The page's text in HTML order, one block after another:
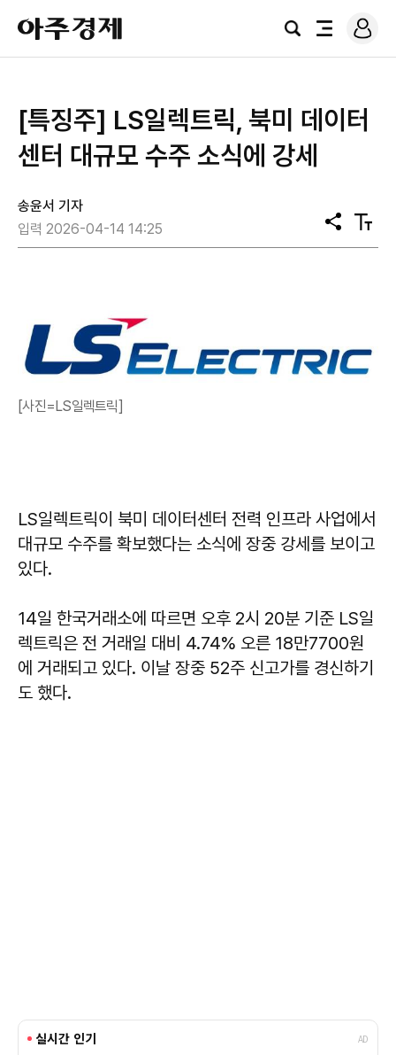
아
주
경
검
전
로
그
[특징주] LS일렉트릭, 북미 데이터
센터 대규모 수주 소식에 강세
송윤서 기자
입력 2026-04-14 14:25
공
유
텍
스
[사진=LS일렉트릭]
LS일렉트릭이 북미 데이터센터 전력 인프라 사업에서
대규모 수주를 확보했다는 소식에 장중 강세를 보이고
있다.
14일 한국거래소에 따르면 오후 2시 20분 기준 LS일
렉트릭은 전 거래일 대비 4.74% 오른 18만7700원
에 거래되고 있다. 이날 장중 52주 신고가를 경신하기
도 했다.